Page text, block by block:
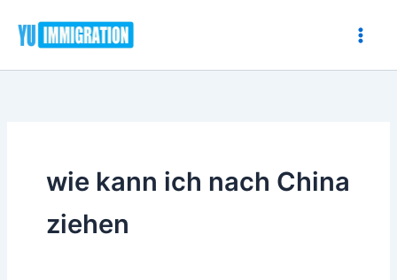
Inhalt
springen
wie kann ich nach China
ziehen